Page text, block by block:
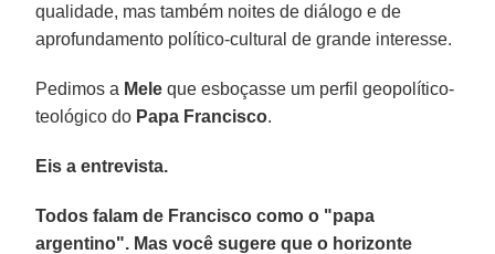
qualidade, mas também noites de diálogo e de
aprofundamento político-cultural de grande interesse.
Pedimos a Mele que esboçasse um perfil geopolítico-
teológico do Papa Francisco.
Eis a entrevista.
Todos falam de Francisco como o "papa
argentino". Mas você sugere que o horizonte